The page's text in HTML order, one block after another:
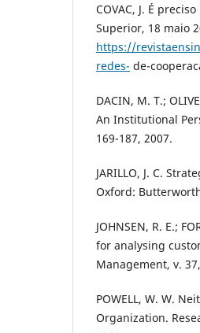
COVAC, J. É
Superior, 18 maio
https://
redes- de-
DACIN, M. T.;
An Institutional
169-187, 2007.
JARILLO, J. C.
Oxford:
JOHNSEN, R. E.;
for analysing
Management, v.
POWELL, W. W.
Organization.